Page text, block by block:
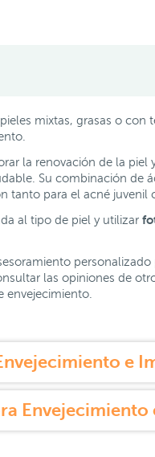
mixtas, grasas o con
la renovación de la piel
Su combinación de
para el acné juvenil
al tipo de piel y utilizar
las opiniones de
envejecimiento.